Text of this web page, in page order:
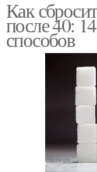
Как
после 40:
способов